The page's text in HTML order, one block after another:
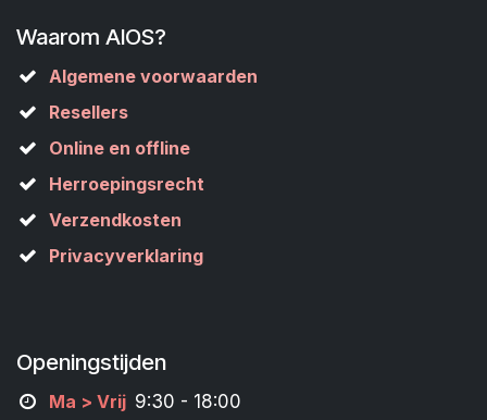
Waarom AIOS?
Algemene voorwaarden
Resellers
Online en offline
Herroepingsrecht
Verzendkosten
Privacyverklaring
Openingstijden
Ma > Vrij 9:30 - 18:00